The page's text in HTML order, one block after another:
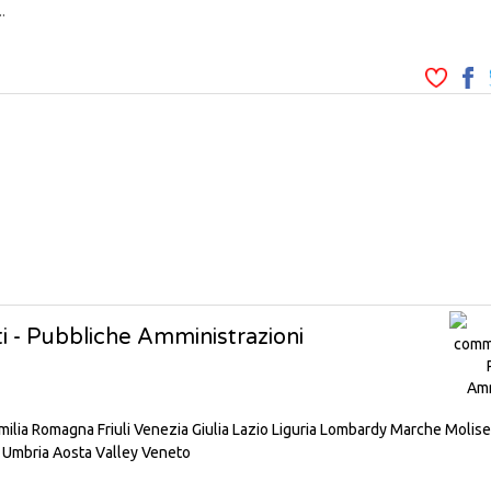
Pubbliche Amministrazioni
Romagna Friuli Venezia Giulia Lazio Liguria LombardyMarche Molise
Umbria Aosta ValleyVeneto